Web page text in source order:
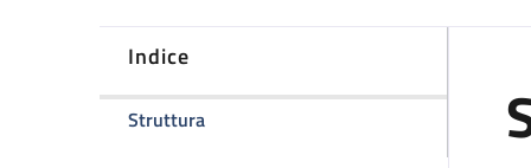
Indice
Strutturadella pagina Simone Manera